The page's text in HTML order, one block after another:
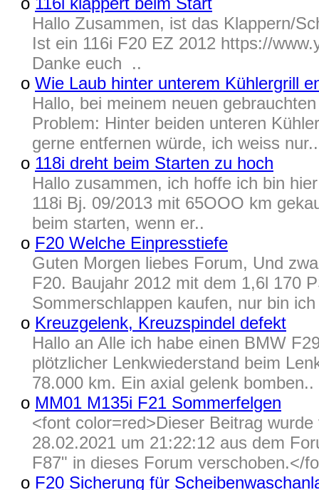
Hallo Zusammen, ist das Klappern/
Ist ein 116i F20 EZ 2012 https://
Danke euch ..
o Wie Laub hinter unterem Kühlergrill
Hallo, bei meinem neuen
Problem: Hinter beiden unteren
gerne entfernen würde, ich weiss nur..
o 118i dreht beim Starten zu hoch
Hallo zusammen, ich hoffe ich bin
118i Bj. 09/2013 mit 65OOO km
beim starten, wenn er..
o F20 Welche Einpresstiefe
Guten Morgen liebes Forum, Und
F20. Baujahr 2012 mit dem 1,6l 170
Sommerschlappen kaufen, nur bin
o Kreuzgelenk, Kreuzspindel defekt
Hallo an Alle ich habe einen BMW
plötzlicher Lenkwiederstand beim
78.000 km. Ein axial gelenk bomben..
o MM01 M135i F21 Sommerfelgen
<font color=red>Dieser Beitrag
28.02.2021 um 21:22:12 aus dem
F87" in dieses Forum verschoben.</
o F20 Sicherung für